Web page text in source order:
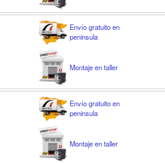
Envío gratuito en
peninsula
Montaje en taller
Envío gratuito en
peninsula
Montaje en taller